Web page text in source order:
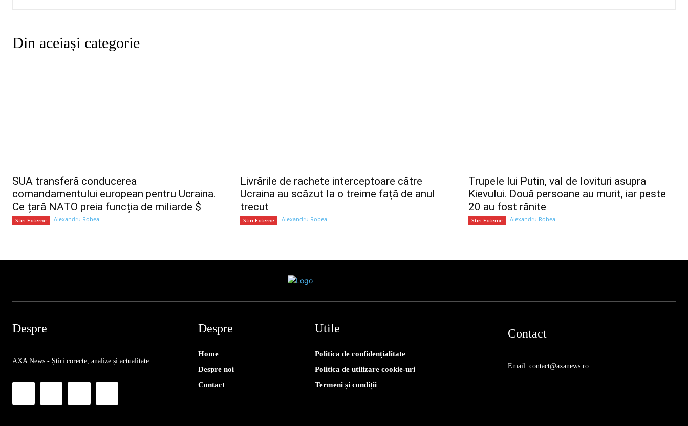
Din aceiași categorie
SUA transferă conducerea
comandamentului european pentru Ucraina.
Ce țară NATO preia funcția de miliarde $
Stiri Externe Alexandru Robea
Livrările de rachete interceptoare către
Ucraina au scăzut la o treime față de anul
trecut
Stiri Externe Alexandru Robea
Trupele lui Putin, val de lovituri asupra
Kievului. Două persoane au murit, iar peste
20 au fost rănite
Stiri Externe Alexandru Robea
Despre
AXA News - Știri corecte, analize și actualitate
Despre
Home
Despre noi
Contact
Utile
Politica de confidențialitate
Politica de utilizare cookie-uri
Termeni și condiții
Contact
Email: contact@axanews.ro